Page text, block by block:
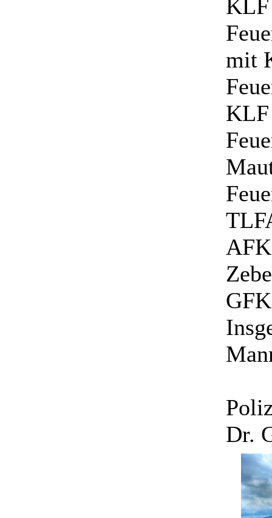
KLF
mit
KLF
Dr.